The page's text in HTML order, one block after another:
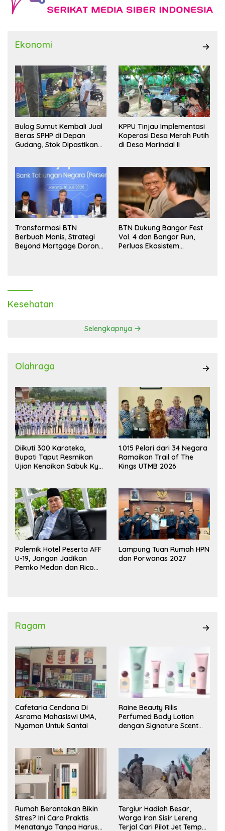
Ekonomi
Bulog Sumut Kembali Jual
Beras SPHP di Depan
Gudang, Stok Dipastikan
KPPU Tinjau Implementasi
Koperasi Desa Merah Putih
di Desa Marindal II
Transformasi BTN
Berbuah Manis, Strategi
Beyond Mortgage Dorong
BTN Dukung Bangor Fest
Vol. 4 dan Bangor Run,
Perluas Ekosistem
Kesehatan
Selengkapnya
Olahraga
Diikuti 300 Karateka,
Bupati Taput Resmikan
Ujian Kenaikan Sabuk Kyu
1.015 Pelari dari 34 Negara
Ramaikan Trail of The
Kings UTMB 2026
Polemik Hotel Peserta AFF
U-19, Jangan Jadikan
Pemko Medan dan Rico
Lampung Tuan Rumah HPN
dan Porwanas 2027
Ragam
Cafetaria Cendana Di
Asrama Mahasiswi UMA,
Nyaman Untuk Santai
Raine Beauty Rilis
Perfumed Body Lotion
dengan Signature Scent
Rumah Berantakan Bikin
Stres? Ini Cara Praktis
Menatanya Tanpa Harus
Tergiur Hadiah Besar,
Warga Iran Sisir Lereng
Terjal Cari Pilot Jet Tempur